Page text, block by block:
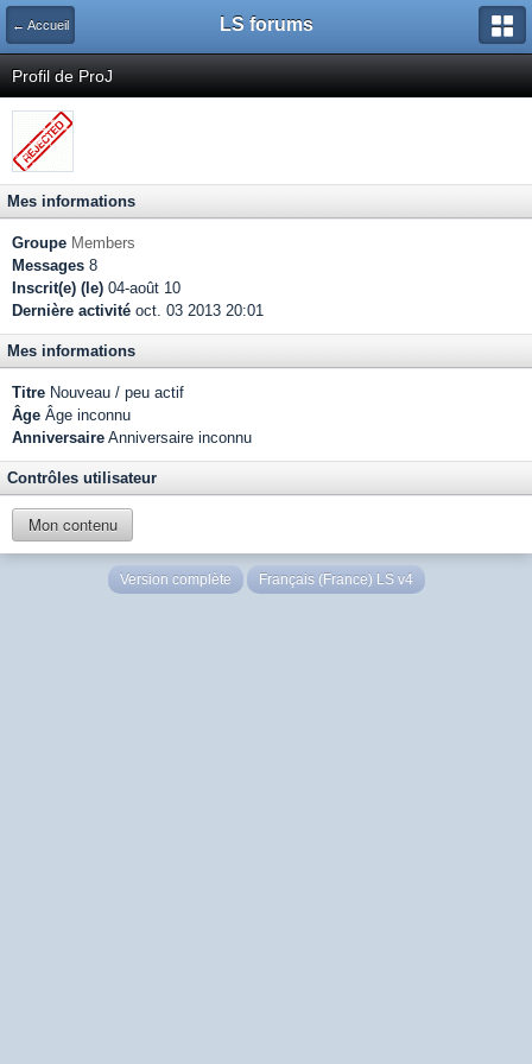
← Accueil LS forums
Profil de ProJ
Mes informations
Groupe Members
Messages 8
Inscrit(e) (le) 04-août 10
Dernière activité oct. 03 2013 20:01
Mes informations
Titre Nouveau / peu actif
Âge Âge inconnu
Anniversaire Anniversaire inconnu
Contrôles utilisateur
Mon contenu
Version complète Français (France) LS v4